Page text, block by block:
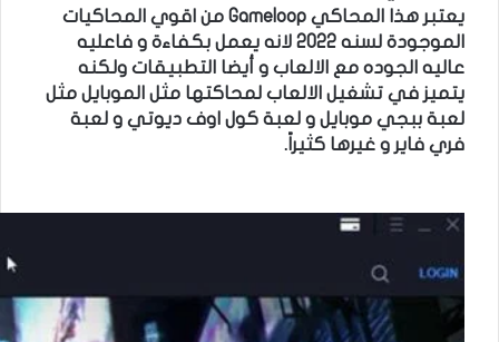
يعتبر هذا المحاكي Gameloop من اقوي المحاكيات
الموجودة لسنه 2022 لانه يعمل بكفاءة و فاعليه
عاليه الجوده مع الالعاب و أيضا التطبيقات ولكنه
يتميز في تشغيل الالعاب لمحاكتها مثل الموبايل مثل
لعبة ببجي موبايل و لعبة كول اوف ديوتي و لعبة
فري فاير و غيرها كثيراً.